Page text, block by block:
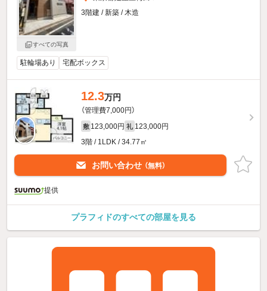
すべての写真
3階建 / 新築 / 木造
駐輪場あり 宅配ボックス
12.3万円
（管理費7,000円）
敷 123,000円 礼 123,000円
3階 / 1LDK / 34.77㎡
お問い合わせ （無料）
提供
プラフィドのすべての部屋を見る